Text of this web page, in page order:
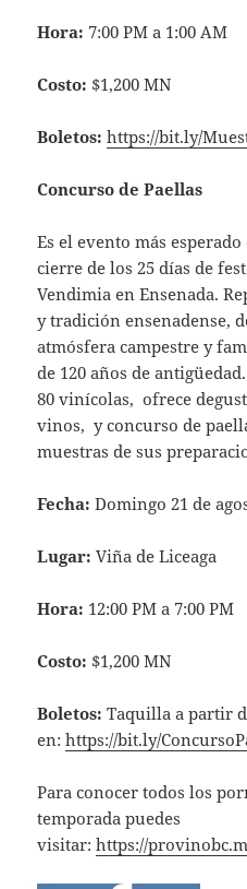
Hora: 7:00 PM a 1:00 AM
Costo: $1,200 MN
Boletos:https://bit.ly/
Concurso de Paellas
Es el evento más
cierre de los 25 días de
Vendimia en Ensenada.
y tradición ensenadense,
atmósfera campestre y
de 120 años de
80 vinícolas, ofrece
vinos, y concurso de
muestras de sus
Fecha:Domingo 21 de
Lugar:Viña de Liceaga
Hora: 12:00 PM a 7:00 PM
Costo: $1,200 MN
Boletos:Taquilla a partir
en:https://bit.ly/
Para conocer todos los
temporada puedes
visitar:https://